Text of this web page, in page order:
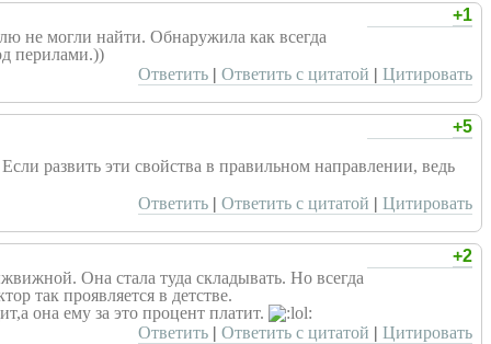
+1
не могли найти. Обнаружила как всегда
перилами.))
Ответить | Ответить с цитатой | Цитировать
+5
развить эти свойства в правильном направлении, ведь
Ответить | Ответить с цитатой | Цитировать
+2
Она стала туда складывать. Но всегда
так проявляется в детстве.
она ему за это процент платит.
Ответить | Ответить с цитатой | Цитировать